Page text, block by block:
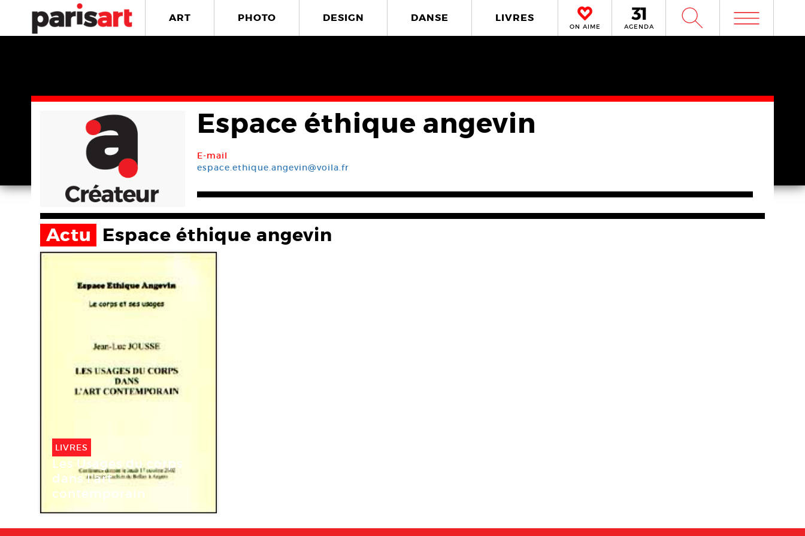
ART PHOTO DESIGN DANSE LIVRES
ON AIME AGENDA W m
Espace éthique angevin
E-mail
espace.ethique.angevin@voila.fr
Actu Espace éthique angevin
LIVRES
Les Usages du corps
dans l’art
contemporain